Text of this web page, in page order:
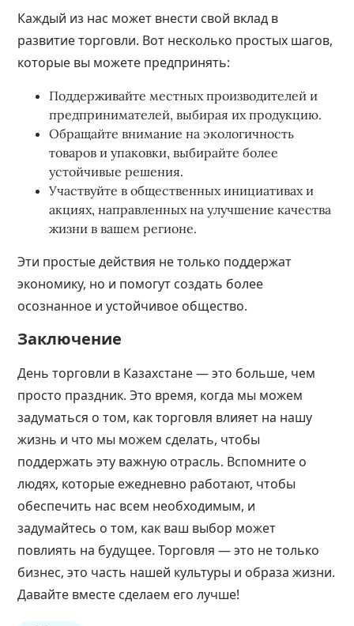
Каждый из нас может внести свой вклад в
развитие торговли. Вот несколько простых шагов,
которые вы можете предпринять:
Поддерживайте местных производителей и
предпринимателей, выбирая их продукцию.
Обращайте внимание на экологичность
товаров и упаковки, выбирайте более
устойчивые решения.
Участвуйте в общественных инициативах и
акциях, направленных на улучшение качества
жизни в вашем регионе.
Эти простые действия не только поддержат
экономику, но и помогут создать более
осознанное и устойчивое общество.
Заключение
День торговли в Казахстане — это больше, чем
просто праздник. Это время, когда мы можем
задуматься о том, как торговля влияет на нашу
жизнь и что мы можем сделать, чтобы
поддержать эту важную отрасль. Вспомните о
людях, которые ежедневно работают, чтобы
обеспечить нас всем необходимым, и
задумайтесь о том, как ваш выбор может
повлиять на будущее. Торговля — это не только
бизнес, это часть нашей культуры и образа жизни.
Давайте вместе сделаем его лучше!